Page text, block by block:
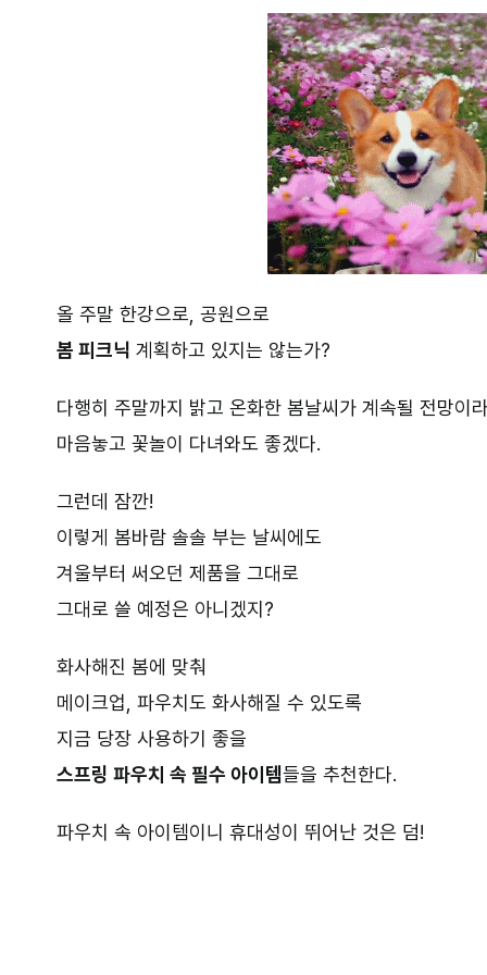
올 주말 한강으로, 공원으로
봄 피크닉 계획하고 있지는 않는가?
다행히 주말까지 밝고 온화한 봄날씨가 계속될 전망이
마음놓고 꽃놀이 다녀와도 좋겠다.
그런데 잠깐!
이렇게 봄바람 솔솔 부는 날씨에도
겨울부터 써오던 제품을 그대로
그대로 쓸 예정은 아니겠지?
화사해진 봄에 맞춰
메이크업, 파우치도 화사해질 수 있도록
지금 당장 사용하기 좋을
스프링 파우치 속 필수 아이템들을 추천한다.
파우치 속 아이템이니 휴대성이 뛰어난 것은 덤!